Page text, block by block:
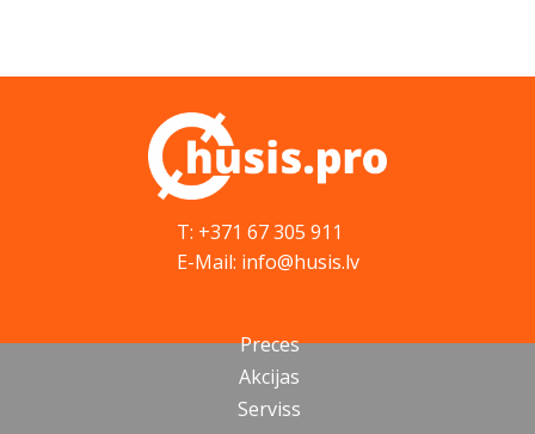
T: +371 67 305 911
E-Mail: info@husis.lv
Preces
Akcijas
Serviss